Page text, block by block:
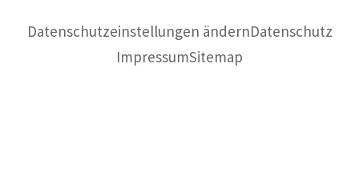
Datenschutzeinstellungen ändernDatenschutz
ImpressumSitemap